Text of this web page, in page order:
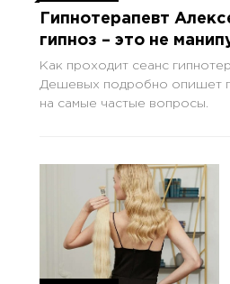
Гипнотерапевт
гипноз – это не
Как проходит сеанс
Дешевых подробно опишет
на самые частые вопросы.